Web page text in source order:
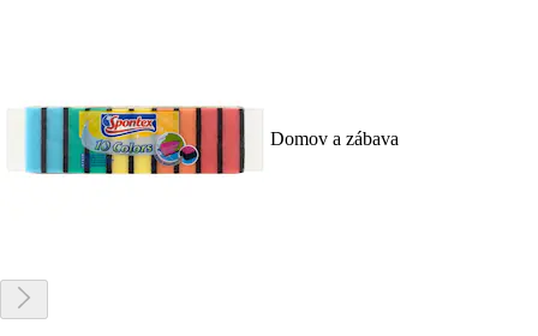
Domov a zábava